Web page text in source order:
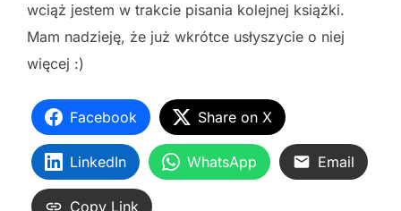
wciąż jestem w trakcie pisania kolejnej książki.
Mam nadzieję, że już wkrótce usłyszycie o niej
więcej :)
Facebook Share on X
LinkedIn WhatsApp Email
Copy Link